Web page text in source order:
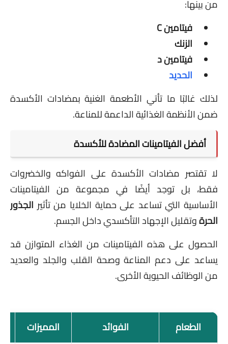
من بينها:
فيتامين C
الزنك
فيتامين د
الحديد
لذلك غالبًا ما تأتي الأطعمة الغنية بمضادات الأكسدة
ضمن الأنظمة الغذائية الداعمة للمناعة.
أفضل الفيتامينات المضادة للأكسدة
لا تقتصر مضادات الأكسدة على الفواكه والخضروات
فقط، بل توجد أيضًا في مجموعة من الفيتامينات
الأساسية التي تساعد على حماية الخلايا من تأثير الجذور
الحرةوتقليل الإجهاد التأكسدي داخل الجسم.
الحصول على هذه الفيتامينات من الغذاء المتوازن قد
يساعد على دعم المناعة وصحة القلب والجلد والعديد
من الوظائف الحيوية الأخرى.
الطعام الفوائد المميزات